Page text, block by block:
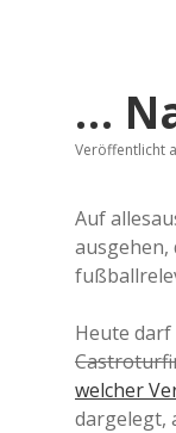
…
Veröffentlicht
Auf
ausgehen,
Heute
welcher
dargelegt,